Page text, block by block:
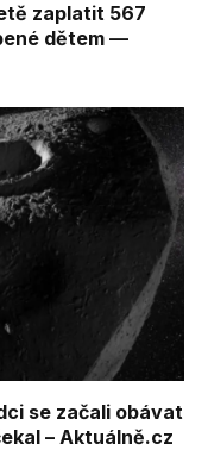
zaplatit 567
dětem —
se začali obávat
– Aktuálně.cz